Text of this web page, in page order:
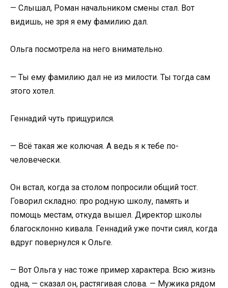
— Слышал, Роман начальником смены стал. Вот
видишь, не зря я ему фамилию дал.
Ольга посмотрела на него внимательно.
— Ты ему фамилию дал не из милости. Ты тогда сам
этого хотел.
Геннадий чуть прищурился.
— Всё такая же колючая. А ведь я к тебе по-
человечески.
Он встал, когда за столом попросили общий тост.
Говорил складно: про родную школу, память и
помощь местам, откуда вышел. Директор школы
благосклонно кивала. Геннадий уже почти сиял, когда
вдруг повернулся к Ольге.
— Вот Ольга у нас тоже пример характера. Всю жизнь
одна, — сказал он, растягивая слова. — Мужика рядом